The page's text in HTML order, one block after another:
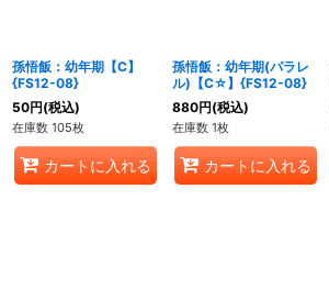
孫悟飯：幼年期【C】
{FS12-08}
50円(税込)
在庫数 105枚
カートに入れる
孫悟飯：幼年期(パラレ
ル)【C☆】{FS12-08}
880円(税込)
在庫数 1枚
カートに入れる